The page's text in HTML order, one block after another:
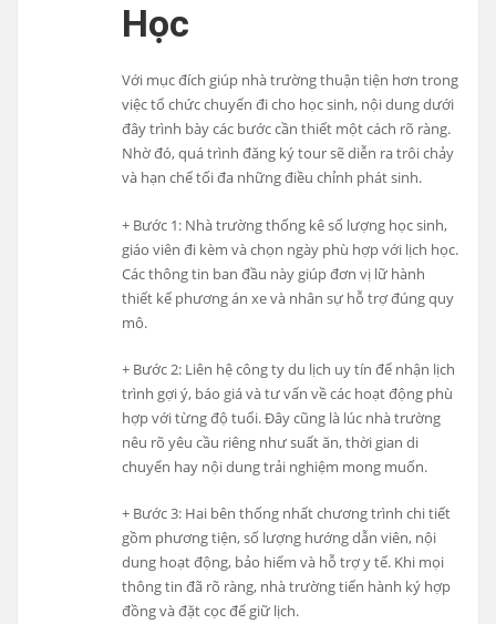
Học
Với mục đích giúp nhà trường thuận tiện hơn trong
việc tổ chức chuyến đi cho học sinh, nội dung dưới
đây trình bày các bước cần thiết một cách rõ ràng.
Nhờ đó, quá trình đăng ký tour sẽ diễn ra trôi chảy
và hạn chế tối đa những điều chỉnh phát sinh.
+ Bước 1: Nhà trường thống kê số lượng học sinh,
giáo viên đi kèm và chọn ngày phù hợp với lịch học.
Các thông tin ban đầu này giúp đơn vị lữ hành
thiết kế phương án xe và nhân sự hỗ trợ đúng quy
mô.
+ Bước 2: Liên hệ công ty du lịch uy tín để nhận lịch
trình gợi ý, báo giá và tư vấn về các hoạt động phù
hợp với từng độ tuổi. Đây cũng là lúc nhà trường
nêu rõ yêu cầu riêng như suất ăn, thời gian di
chuyển hay nội dung trải nghiệm mong muốn.
+ Bước 3: Hai bên thống nhất chương trình chi tiết
gồm phương tiện, số lượng hướng dẫn viên, nội
dung hoạt động, bảo hiểm và hỗ trợ y tế. Khi mọi
thông tin đã rõ ràng, nhà trường tiến hành ký hợp
đồng và đặt cọc để giữ lịch.